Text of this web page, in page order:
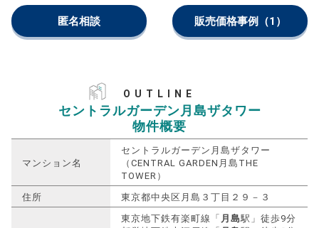
匿名相談 販売価格事例 （1）
OUTLINE
セントラルガーデン月島ザタワー
物件概要
マンション名
セントラルガーデン月島ザタワー
（CENTRAL GARDEN月島THE
TOWER）
住所
東京都中央区月島３丁目２９－３
東京地下鉄有楽町線「 月島駅」徒歩9分